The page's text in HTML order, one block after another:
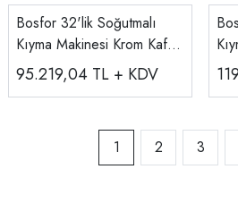
Bosfor 32'lik Soğutmalı
Kıyma Makinesi Krom Kafa
UKMS-32PT
95.219,04 TL + KDV
1 2 3